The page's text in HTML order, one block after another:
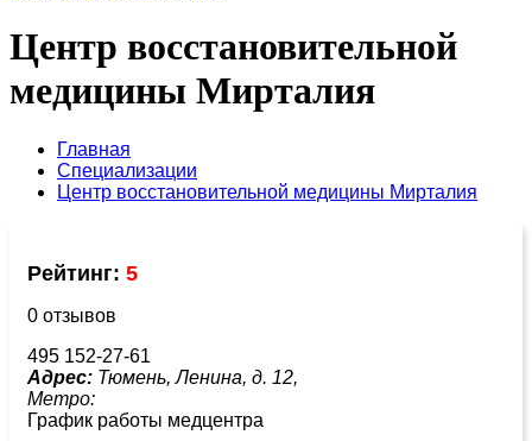
Центр восстановительной
медицины Мирталия
Главная
Специализации
Центр восстановительной медицины Мирталия
Рейтинг: 5
0 отзывов
495 152-27-61
Адрес: Тюмень, Ленина, д. 12,
Метро:
График работы медцентра